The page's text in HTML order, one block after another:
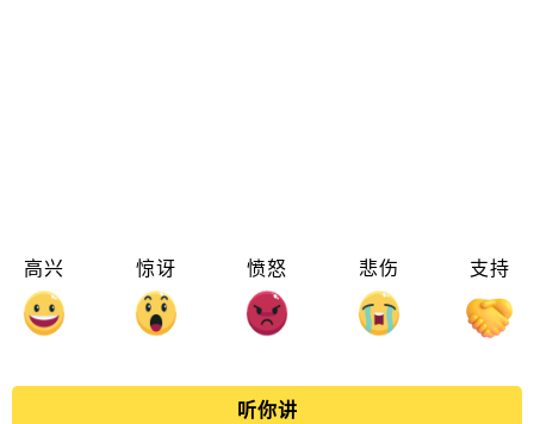
高兴 惊讶 愤怒 悲伤 支持
听你讲